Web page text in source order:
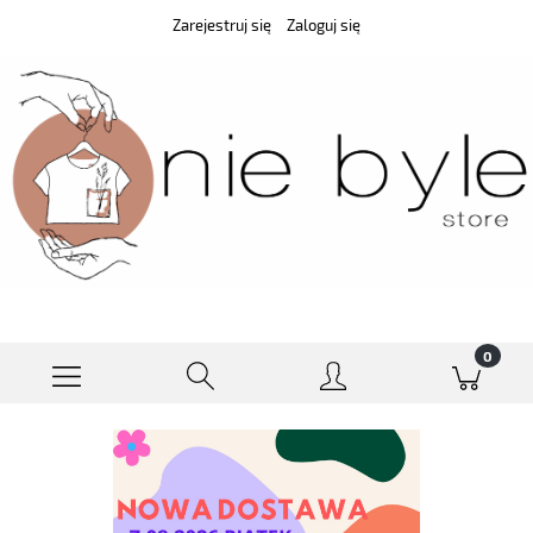
Zarejestruj się Zaloguj się